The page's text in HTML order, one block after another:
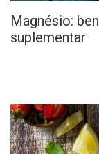
Magnésio:
suplementar